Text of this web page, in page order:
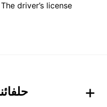
driver’s license